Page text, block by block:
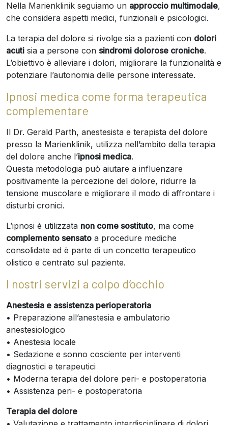
Nella Marienklinik seguiamo un approccio multimodale,
che considera aspetti medici, funzionali e psicologici.
La terapia del dolore si rivolge sia a pazienti con dolori
acuti sia a persone con sindromi dolorose croniche.
L’obiettivo è alleviare i dolori, migliorare la funzionalità e
potenziare l’autonomia delle persone interessate.
Ipnosi medica come forma terapeutica
complementare
Il Dr. Gerald Parth, anestesista e terapista del dolore
presso la Marienklinik, utilizza nell’ambito della terapia
del dolore anche l’ipnosi medica.
Questa metodologia può aiutare a influenzare
positivamente la percezione del dolore, ridurre la
tensione muscolare e migliorare il modo di affrontare i
disturbi cronici.
L’ipnosi è utilizzata non come sostituto, ma come
complemento sensato a procedure mediche
consolidate ed è parte di un concetto terapeutico
olistico e centrato sul paziente.
I nostri servizi a colpo d’occhio
Anestesia e assistenza perioperatoria
• Preparazione all’anestesia e ambulatorio
anestesiologico
• Anestesia locale
• Sedazione e sonno cosciente per interventi
diagnostici e terapeutici
• Moderna terapia del dolore peri- e postoperatoria
• Assistenza peri- e postoperatoria
Terapia del dolore